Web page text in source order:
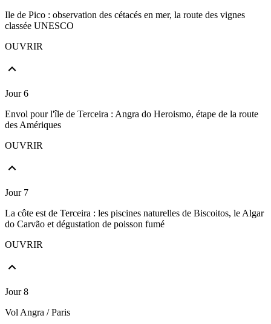
Ile de Pico : observation des cétacés en mer, la route des vignes
classée UNESCO
OUVRIR
Jour 6
Envol pour l'île de Terceira : Angra do Heroismo, étape de la route
des Amériques
OUVRIR
Jour 7
La côte est de Terceira : les piscines naturelles de Biscoitos, le Algar
do Carvão et dégustation de poisson fumé
OUVRIR
Jour 8
Vol Angra / Paris